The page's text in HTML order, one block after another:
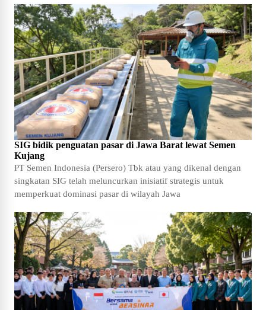
SIG bidik penguatan pasar di Jawa Barat lewat Semen
Kujang
PT Semen Indonesia (Persero) Tbk atau yang dikenal dengan
singkatan SIG telah meluncurkan inisiatif strategis untuk
memperkuat dominasi pasar di wilayah Jawa